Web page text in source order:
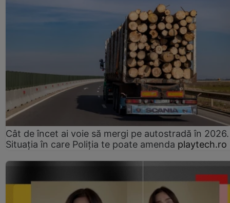
Cât de încet ai voie să mergi pe autostradă în 2026.
Situația în care Poliția te poate amenda playtech.ro